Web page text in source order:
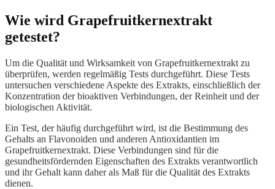
Wie wird Grapefruitkernextrakt
getestet?
Um die Qualität und Wirksamkeit von Grapefruitkernextrakt zu
überprüfen, werden regelmäßig Tests durchgeführt. Diese Tests
untersuchen verschiedene Aspekte des Extrakts, einschließlich der
Konzentration der bioaktiven Verbindungen, der Reinheit und der
biologischen Aktivität.
Ein Test, der häufig durchgeführt wird, ist die Bestimmung des
Gehalts an Flavonoiden und anderen Antioxidantien im
Grapefruitkernextrakt. Diese Verbindungen sind für die
gesundheitsfördernden Eigenschaften des Extrakts verantwortlich
und ihr Gehalt kann daher als Maß für die Qualität des Extrakts
dienen.